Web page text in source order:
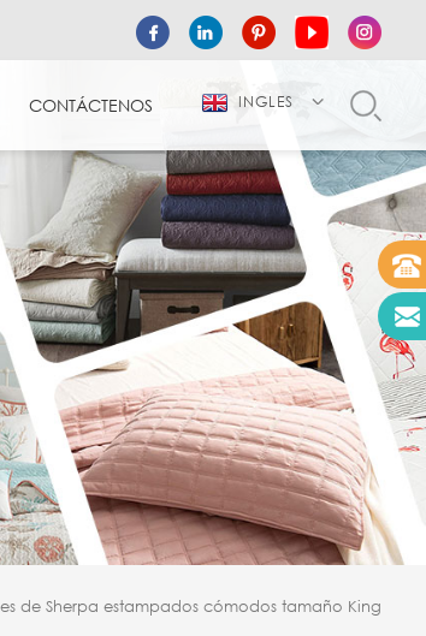
CONTÁCTENOS INGLES
de Sherpa estampados cómodos tamaño King